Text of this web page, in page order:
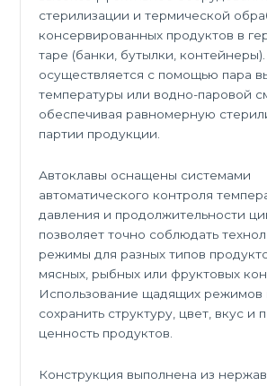
стерилизации и термической
консервированных продуктов в
таре (банки, бутылки,
осуществляется с помощью пара
температуры или водно-паровой
обеспечивая равномерную
партии продукции.
Автоклавы оснащены системами
автоматического контроля
давления и продолжительности
позволяет точно соблюдать
режимы для разных типов
мясных, рыбных или фруктовых
Использование щадящих режимов
сохранить структуру, цвет, вкус и
ценность продуктов.
Конструкция выполнена из